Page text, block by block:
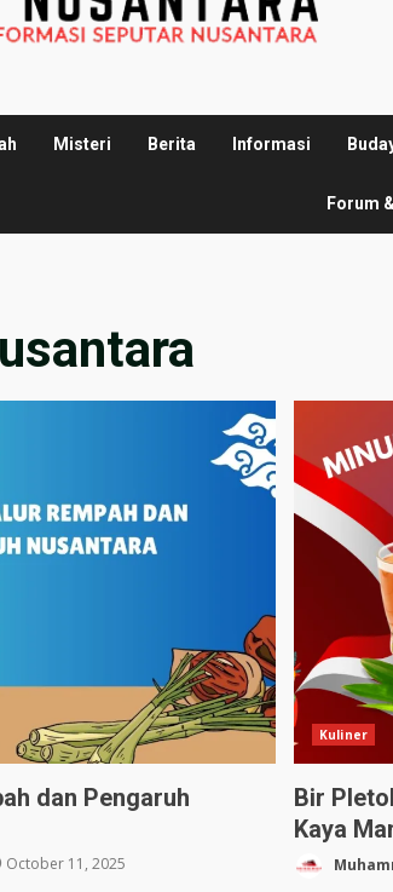
Misteri Berita Informasi
Forum
dan Pengaruh
October 11, 2025
Kuliner
Bir
Kaya